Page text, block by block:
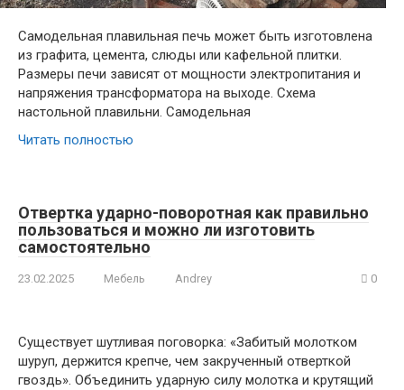
Самодельная плавильная печь может быть изготовлена
из графита, цемента, слюды или кафельной плитки.
Размеры печи зависят от мощности электропитания и
напряжения трансформатора на выходе. Схема
настольной плавильни. Самодельная
Читать полностью
Отвертка ударно-поворотная как правильно
пользоваться и можно ли изготовить
самостоятельно
23.02.2025 Мебель Andrey 0
Существует шутливая поговорка: «Забитый молотком
шуруп, держится крепче, чем закрученный отверткой
гвоздь». Объединить ударную силу молотка и крутящий